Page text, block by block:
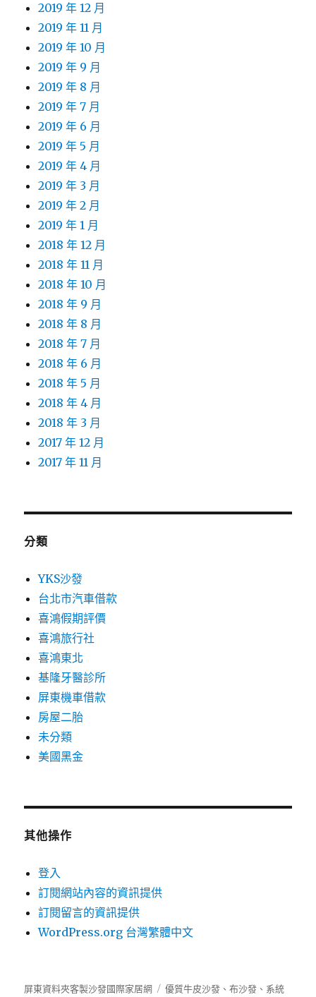
2019 年 12 月
2019 年 11 月
2019 年 10 月
2019 年 9 月
2019 年 8 月
2019 年 7 月
2019 年 6 月
2019 年 5 月
2019 年 4 月
2019 年 3 月
2019 年 2 月
2019 年 1 月
2018 年 12 月
2018 年 11 月
2018 年 10 月
2018 年 9 月
2018 年 8 月
2018 年 7 月
2018 年 6 月
2018 年 5 月
2018 年 4 月
2018 年 3 月
2017 年 12 月
2017 年 11 月
分類
YKS沙發
台北市汽車借款
喜鴻假期評價
喜鴻旅行社
喜鴻東北
基隆牙醫診所
屏東機車借款
房屋二胎
未分類
美國黑金
其他操作
登入
訂閱網站內容的資訊提供
訂閱留言的資訊提供
WordPress.org 台灣繁體中文
屏東資料夾客製沙發國際家居網 優質牛皮沙發、布沙發、系統